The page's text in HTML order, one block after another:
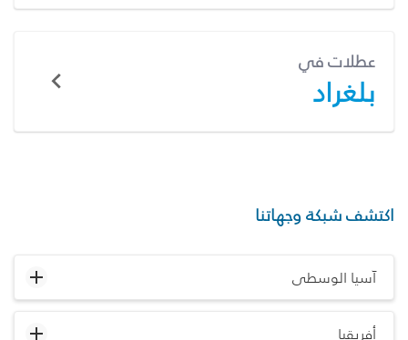
عطلات في
بلغراد
اكتشف شبكة وجهاتنا
آسيا الوسطى
أفريقيا